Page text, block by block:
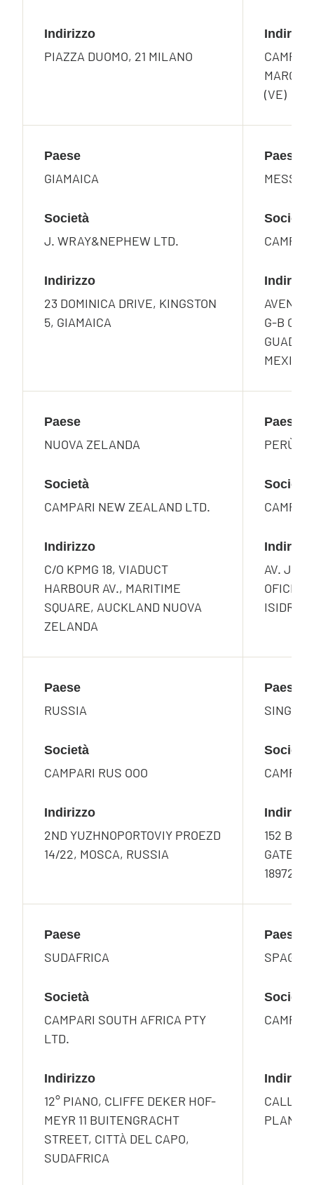
Indirizzo
PIAZZA DUOMO, 21 MILANO
CAMPO
MARCO
(VE)
Paese
GIAMAICA
Paese
Società
J. WRAY&NEPHEW LTD.
Società
Indirizzo
23 DOMINICA DRIVE, KINGSTON
5, GIAMAICA
G-B
GUADA-
MEXICO
Paese
NUOVA ZELANDA
Paese
PERÙ
Società
CAMPARI NEW ZEALAND LTD.
Società
Indirizzo
C/O KPMG 18, VIADUCT
HARBOUR AV., MARITIME
SQUARE, AUCKLAND NUOVA
ZELANDA
AV.
OFICINA
ISIDRO,
Paese
RUSSIA
Paese
Società
CAMPARI RUS OOO
Società
Indirizzo
2ND YUZHNOPORTOVIY PROEZD
14/22, MOSCA, RUSSIA
152
189721
Paese
SUDAFRICA
Paese
SPAGNA
Società
CAMPARI SOUTH AFRICA PTY
LTD.
Società
Indirizzo
12° PIANO, CLIFFE DEKER HOF-
MEYR 11 BUITENGRACHT
STREET, CITTÀ DEL CAPO,
SUDAFRICA
CALLE
PLANTA